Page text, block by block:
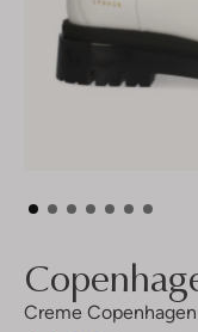
Creme